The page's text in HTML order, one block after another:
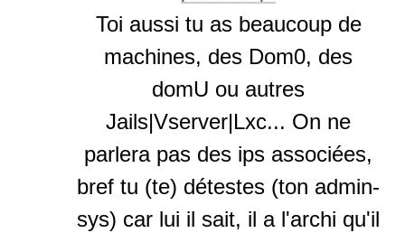
Toi aussi tu as beaucoup de
machines, des Dom0, des
domU ou autres
Jails|Vserver|Lxc... On ne
parlera pas des ips associées,
bref tu (te) détestes (ton admin-
sys) car lui il sait, il a l'archi qu'il